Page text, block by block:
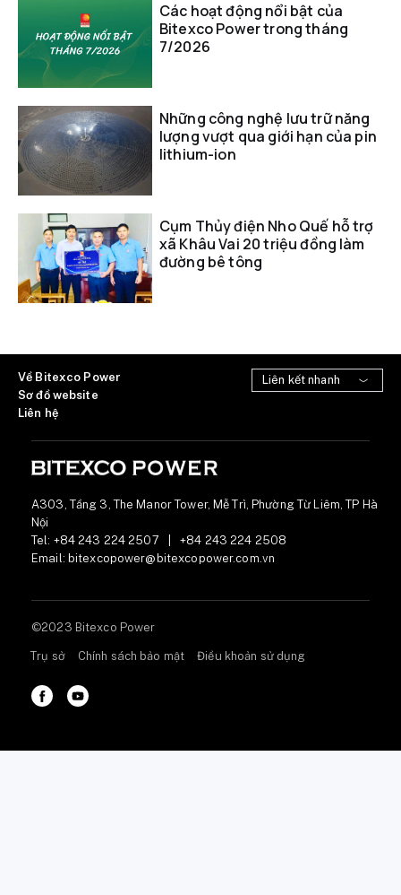
Các hoạt động nổi bật của
Bitexco Power trong tháng
7/2026
Những công nghệ lưu trữ năng
lượng vượt qua giới hạn của pin
lithium-ion
Cụm Thủy điện Nho Quế hỗ trợ
xã Khâu Vai 20 triệu đồng làm
đường bê tông
Về Bitexco Power
Sơ đồ website
Liên hệ
A303, Tầng 3, The Manor Tower, Mễ Trì, Phường Từ Liêm, TP Hà
Nội
Tel: +84 243 224 2507
+84 243 224 2508
Email: bitexcopower@bitexcopower.com.vn
©2023 Bitexco Power
Trụ sở Chính sách bảo mật Điều khoản sử dụng